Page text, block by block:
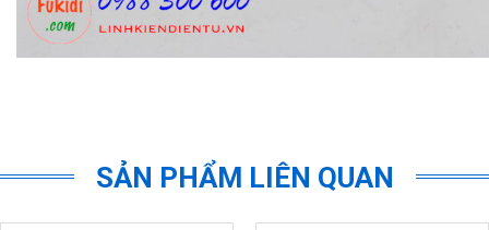
SẢN PHẨM LIÊN QUAN